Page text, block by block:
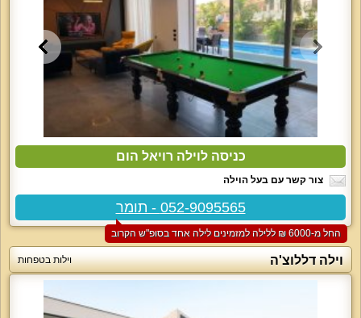
כניסה לוילה רויאל הום
צור קשר עם בעל הוילה
052-9095565 - תומר
החל מ-‏6000 ₪ ללילה למזמינים לילה אחד בסופ"ש הקרוב
וילה דללוצ'ה וילות בטפחות